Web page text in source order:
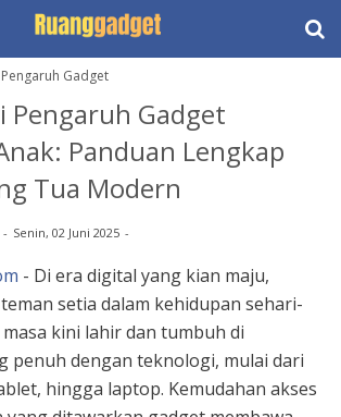
Pengaruh Gadget
Pengaruh Gadget
Panduan Lengkap
Tua Modern
Senin, 02 Juni 2025
- Di era digital yang kian maju,
setia dalam kehidupan sehari-
kini lahir dan tumbuh di
penuh dengan teknologi, mulai dari
hingga laptop. Kemudahan akses